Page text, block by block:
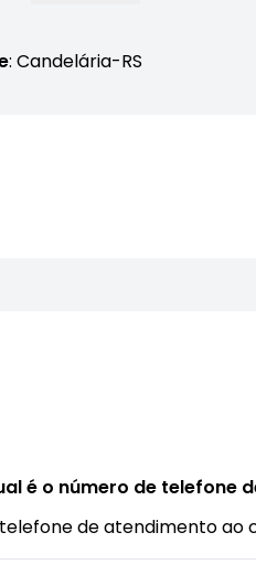
: Candelária-RS
é o número de telefone
de atendimento ao